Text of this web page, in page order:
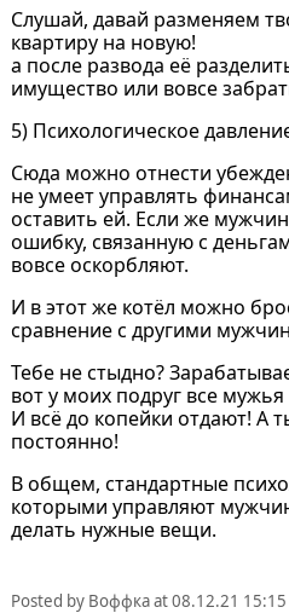
Слушай, давай разменяем
квартиру на новую!
а после развода её
имущество или вовсе
5) Психологическое
Сюда можно отнести
не умеет управлять
оставить ей. Если же
ошибку, связанную с
вовсе оскорбляют.
И в этот же котёл можно
сравнение с другими
Тебе не стыдно?
вот у моих подруг все
И всё до копейки отдают! А
постоянно!
В общем, стандартные
которыми управляют
делать нужные вещи.
Posted by Воффкаat08.12.21 15:15